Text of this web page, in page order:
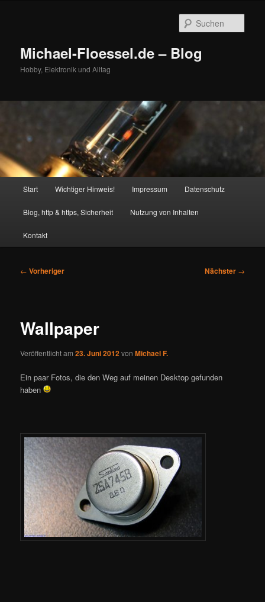
Michael-Floessel.de – Blog
Hobby, Elektronik und Alltag
Start Wichtiger Hinweis! Impressum Datenschutz
Blog, http & https, Sicherheit Nutzung von Inhalten
Kontakt
Beitragsnavigation
← Vorheriger Nächster →
Wallpaper
Veröffentlicht am23. Juni 2012vonMichael F.
Ein paar Fotos, die den Weg auf meinen Desktop gefunden
haben